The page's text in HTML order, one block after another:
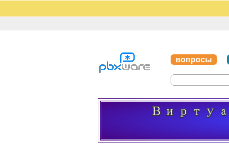
вопросы